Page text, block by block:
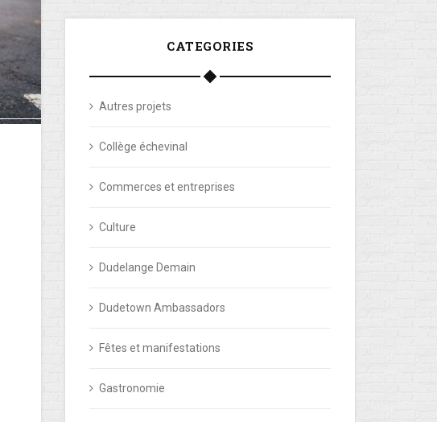
CATEGORIES
Autres projets
Collège échevinal
Commerces et entreprises
Culture
Dudelange Demain
Dudetown Ambassadors
Fêtes et manifestations
Gastronomie